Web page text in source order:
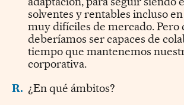
solventes y rentables incluso
muy difíciles de mercado. Pero
deberíamos ser capaces de
tiempo que mantenemos
corporativa.
R. ¿En qué ámbitos?